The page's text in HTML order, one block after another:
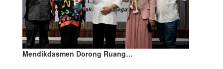
Mendikdasmen Dorong Ruang…